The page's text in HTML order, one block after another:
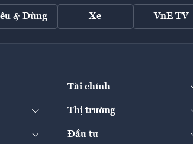
& Dùng Xe VnE TV
Tài chính
Thị trường
Đầu tư